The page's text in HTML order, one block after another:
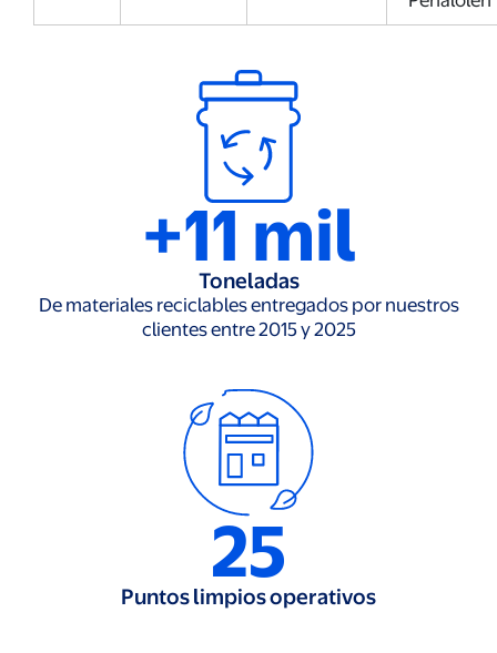
+11 mil
Toneladas
De materiales reciclables entregados por nuestros
clientes entre 2015 y 2025
25
Puntos limpios operativos